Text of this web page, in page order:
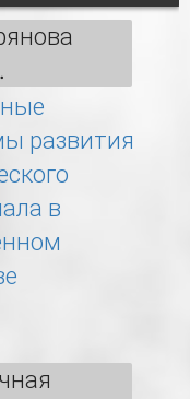
развития
в